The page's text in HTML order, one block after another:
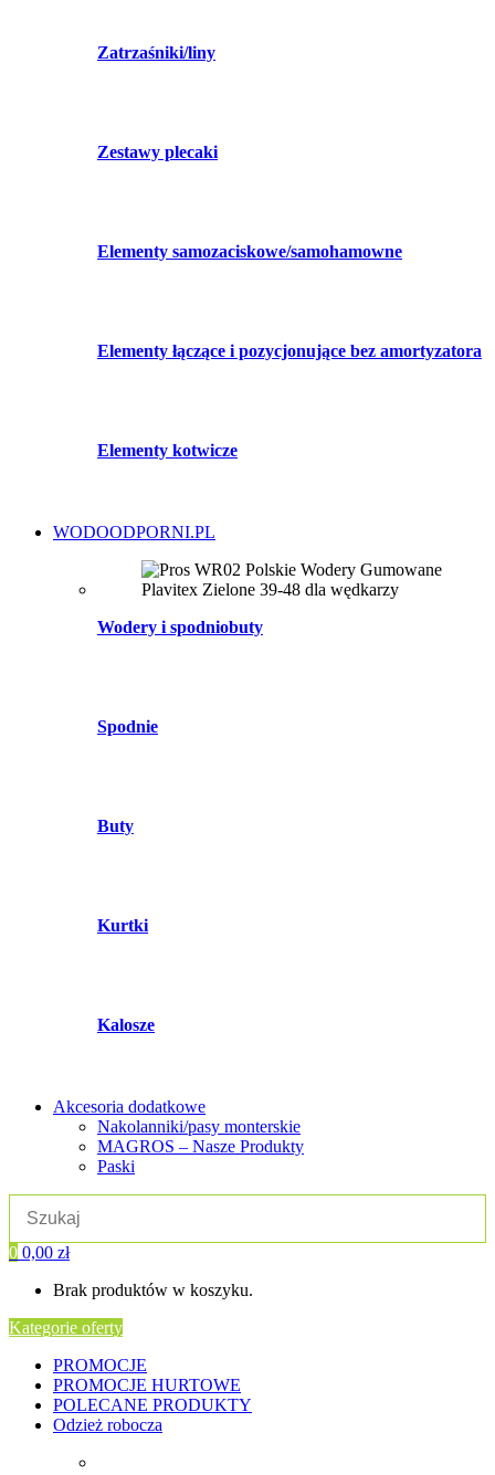
Zatrzaśniki/liny
Zestawy plecaki
Elementy samozaciskowe/samohamowne
Elementy łączące i pozycjonujące bez amortyzatora
Elementy kotwicze
WODOODPORNI.PL
Wodery i spodniobuty
Spodnie
Buty
Kurtki
Kalosze
Akcesoria dodatkowe
Nakolanniki/pasy monterskie
MAGROS – Nasze Produkty
Paski
0 0,00 zł
Brak produktów w koszyku.
Kategorie oferty
PROMOCJE
PROMOCJE HURTOWE
POLECANE PRODUKTY
Odzież robocza